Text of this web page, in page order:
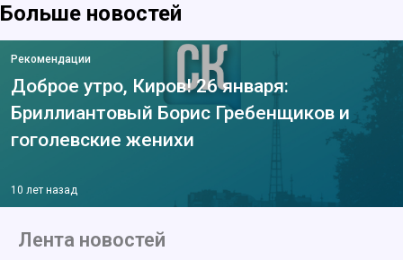
Больше новостей
Рекомендации
Доброе утро, Киров! 26 января:
Бриллиантовый Борис Гребенщиков и
гоголевские женихи
10 лет назад
Лента новостей